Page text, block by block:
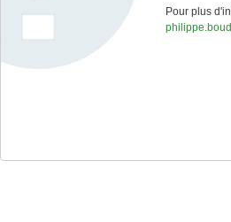
Pour plus